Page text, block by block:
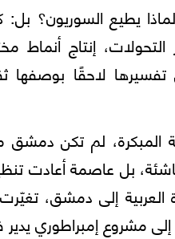
يطيع السوريون؟
التحولات، إنتاج أنماط
لاحقًا بوصفها
المبكرة، لم تكن دمشق
بل عاصمة أعادت
العربية إلى دمشق،
إلى مشروع إمبراطوري